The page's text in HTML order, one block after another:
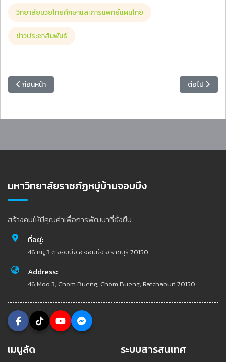
วิทยาลัยมวยไทยศึกษาและการแพทย์แผนไทย
ข่าวประชาสัมพันธ์
เนื้อหาก่อนหน้า: ขอแสดงความยินดีกับคณาจารย์ที่ได้รับทุนอุดหนุนตำราแ
ก่อนหน้า เนื้อหาถัดไป
ต่อไป
มหาวิทยาลัยราชภัฏหมู่บ้านจอมบึง
สร้างคนให้มีคุณค่าเพื่อการพัฒนาที่ยั่งยืน
ที่อยู่:
46 หมู่ 3 ต.จอมบึง อ.จอมบึง จ.ราชบุรี 70150
Address:
46 Moo 3, Chom Bueng, Chom Bueng, Ratchaburi 70150
เมนูลัด ระบบสารสนเทศ